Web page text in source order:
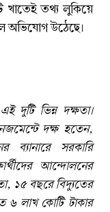
খাতেই তথ্য লুকিয়ে
অভিযোগ উঠেছে।
দুটি ভিন্ন দক্ষতা।
দক্ষ হতেন,
ব্যানারে সরকারি
আন্দোলনের
১৫ বছরে বিদ্যুতের
৬ লাখ কোটি টাকার